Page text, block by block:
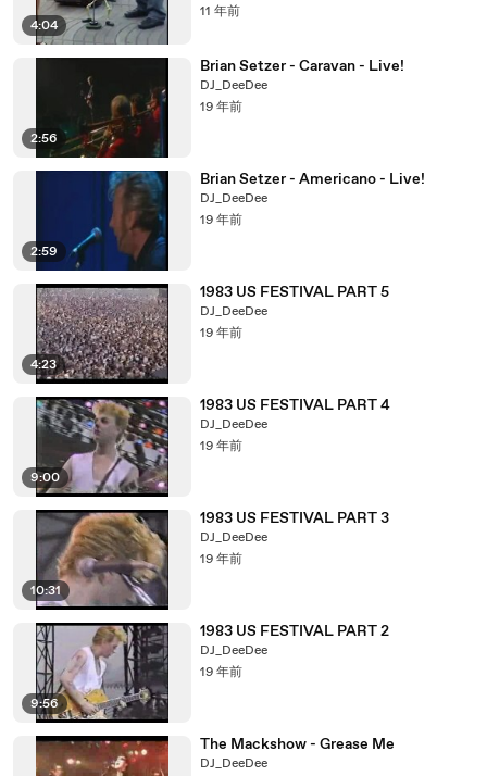
4:04
11 年前
2:56
Brian Setzer - Caravan - Live!
DJ_DeeDee
19 年前
2:59
Brian Setzer - Americano - Live!
DJ_DeeDee
19 年前
4:23
1983 US FESTIVAL PART 5
DJ_DeeDee
19 年前
9:00
1983 US FESTIVAL PART 4
DJ_DeeDee
19 年前
10:31
1983 US FESTIVAL PART 3
DJ_DeeDee
19 年前
9:56
1983 US FESTIVAL PART 2
DJ_DeeDee
19 年前
The Mackshow - Grease Me
DJ_DeeDee